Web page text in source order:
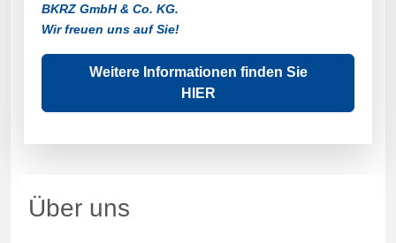
BKRZ GmbH & Co. KG.
Wir freuen uns auf Sie!
Weitere Informationen finden Sie
HIER
Über uns